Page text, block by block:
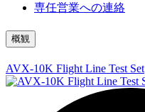
専任営業への連絡
概観
AVX-10K Flight Line Test Set